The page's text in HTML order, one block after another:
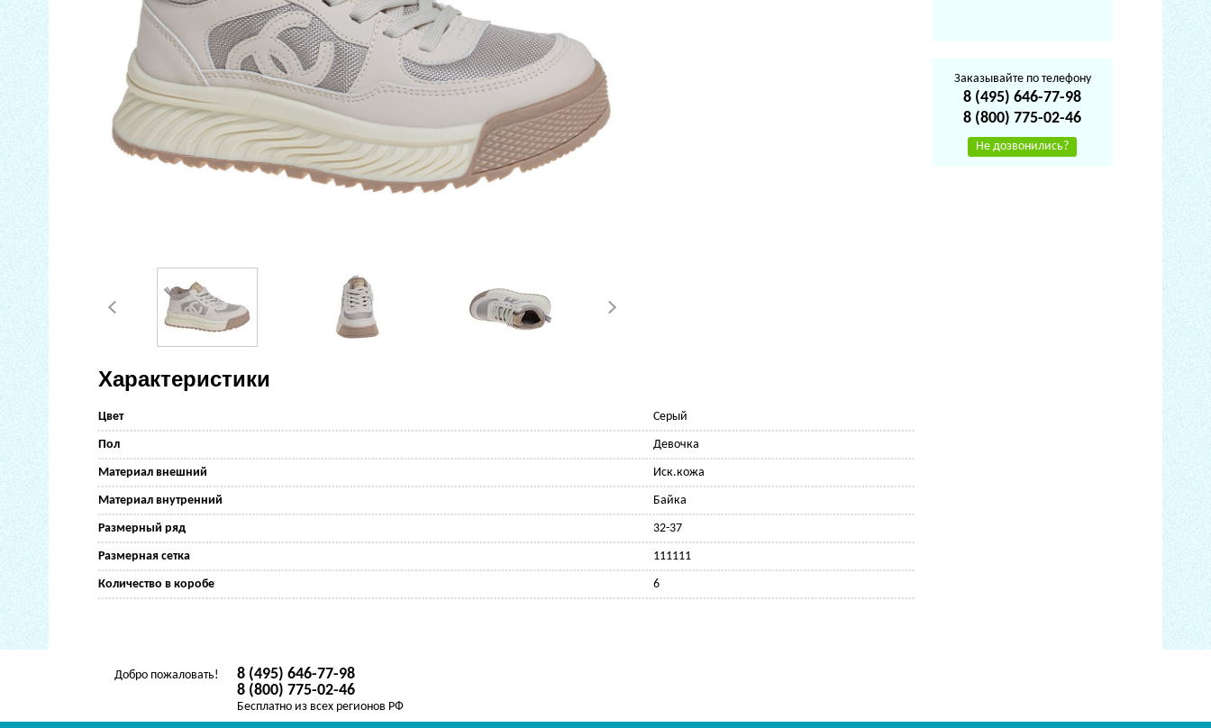
Характеристики
Цвет Серый
Пол Девочка
Материал внешний Иск.кожа
Материал внутренний Байка
Размерный ряд 32-37
Размерная сетка 111111
Количество в коробе 6
Заказывайте по телефону
8 (495) 646-77-98
8 (800) 775-02-46
Не дозвонились?
Добро пожаловать!
8 (495) 646-77-98
8 (800) 775-02-46
Бесплатно из всех регионов РФ